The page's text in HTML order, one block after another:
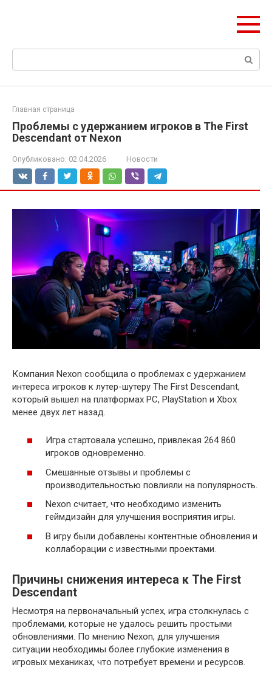
Поиск:
Главная страница
Проблемы с удержанием игроков в The First
Descendant от Nexon
Опубликовано: 02.04.2026 Новости
Компания Nexon сообщила о проблемах с удержанием
интереса игроков к лутер-шутеру The First Descendant,
который вышел на платформах PC, PlayStation и Xbox
менее двух лет назад.
Игра стартовала успешно, привлекая 264 860
игроков одновременно.
Смешанные отзывы и проблемы с
производительностью повлияли на популярность.
Nexon считает, что необходимо изменить
геймдизайн для улучшения восприятия игры.
В игру были добавлены контентные обновления и
коллаборации с известными проектами.
Причины снижения интереса к The First
Descendant
Несмотря на первоначальный успех, игра столкнулась с
проблемами, которые не удалось решить простыми
обновлениями. По мнению Nexon, для улучшения
ситуации необходимы более глубокие изменения в
игровых механиках, что потребует времени и ресурсов.